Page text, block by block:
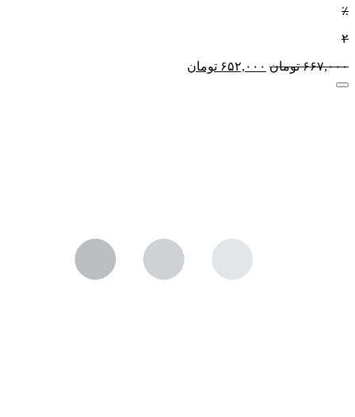
٪
۲
۶۶۷,۰۰۰ تومان ۶۵۲,۰۰۰ تومان